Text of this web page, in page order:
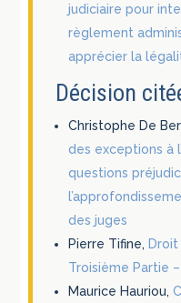
judiciaire pour
règlement
apprécier la
Décision
Christophe De
des exceptions à
questions
des juges
Pierre Tifine,
Troisième Partie
Maurice Hauriou,